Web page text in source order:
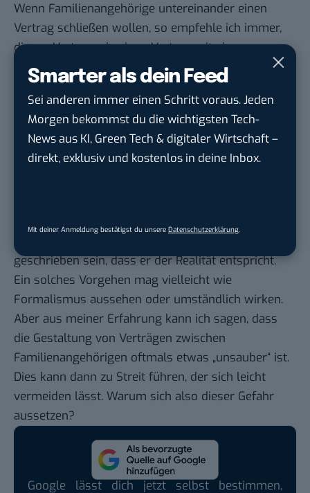
Smarter als dein Feed
Sei anderen immer einen Schritt voraus. Jeden
Morgen bekommst du die wichtigsten Tech-
News aus KI, Green Tech & digitaler Wirtschaft –
direkt, exklusiv und kostenlos in deine Inbox.
Mit deiner Anmeldung bestätigst du unsere Datenschutzerklärung.
Wenn Familienangehörige untereinander einen
Vertrag schließen wollen, so empfehle ich immer,
diesen Vertrag wie einen Vertrag mit einem
Fremden zu behandeln. In so einem Fall wird man
wohl darauf achten, dass alle wichtigen Regelungen
aufgeschrieben werden, dass versucht wird die
Gründe für einen Streit zu minimieren und dass
beachtet wird, dass sich keine Situation ergibt, die
man nicht mehr in den Griff bekommt.
geschrieben sein, dass er der Realität entspricht.
Ein solches Vorgehen mag vielleicht wie
Formalismus aussehen oder umständlich wirken.
Aber aus meiner Erfahrung kann ich sagen, dass
die Gestaltung von Verträgen zwischen
Familienangehörigen oftmals etwas „unsauber“ ist.
Dies kann dann zu Streit führen, der sich leicht
vermeiden lässt. Warum sich also dieser Gefahr
aussetzen?
Google lässt dich jetzt selbst bestimmen,